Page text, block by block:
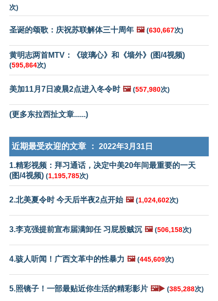
次)
圣诞的颂歌：庆祝苏联解体三十周年 🖼️ (630,667次)
黄明志两首MTV：《玻璃心》和《墙外》(图/4视频)
(595,864次)
美加11月7日凌晨2点进入冬令时 🖼️ (557,980次)
(更多东拉西扯文章......)
近期最受欢迎的文章 ： 2022年3月31日
1.精彩视频：拜习通话，决定中美20年间最重要的一天
(图/4视频) (1,195,785次)
2.北美夏令时 今天后半夜2点开始 🖼️ (1,024,602次)
3.李克强提前宣布届满卸任 习屁股贼沉 🖼️ (506,158次)
4.骇人听闻！广西文革中的性暴力 🖼️ (445,609次)
5.照镜子！一部最贴近你生活的精彩影片 🖼️▶️ (385,288次)